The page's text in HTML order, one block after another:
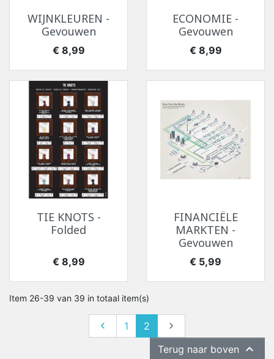
WIJNKLEUREN -
Gevouwen
Prijs
€ 8,99
ECONOMIE -
Gevouwen
Prijs
€ 8,99
TIE KNOTS -
Folded
Prijs
€ 8,99
FINANCIËLE
MARKTEN -
Gevouwen
Prijs
€ 5,99
Item 26-39 van 39 in totaal item(s)
Vorige
 1 2 Volgende

Terug naar boven 